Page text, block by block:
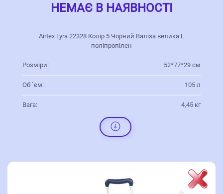
НЕМАЄ В НАЯВНОСТІ
Airtex Lyra 22328 Колір 5 Чорний Валіза велика L
поліпропілен
Розміри: 52*77*29 см
Об `єм: 105 л
Вага: 4,45 кг